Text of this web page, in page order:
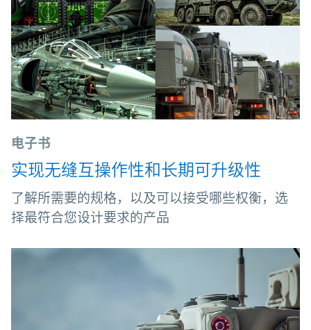
电子书
实现无缝互操作性和长期可升级性
了解所需要的规格，以及可以接受哪些权衡，选
择最符合您设计要求的产品